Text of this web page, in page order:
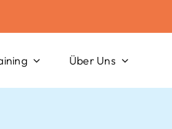
Über Uns